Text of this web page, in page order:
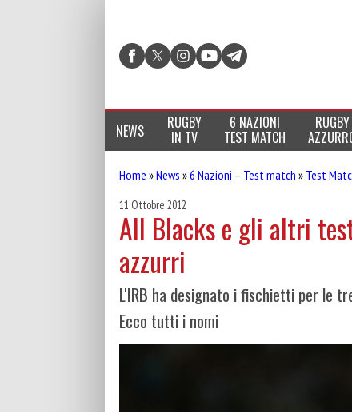
NEWS RUGBY
IN TV
6 NAZIONI
TEST MATCH
RUGBY
Home »News »6 Nazioni – Test match » Test
11 Ottobre 2012
All Blacks e gli altri
azzurri
L'IRB ha designato i fischietti per le
Ecco tutti i nomi